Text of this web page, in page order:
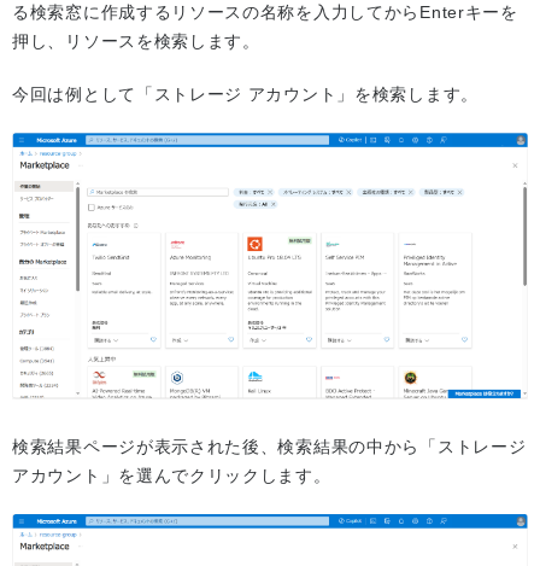
る検索窓に作成するリソースの名称を入力してからEnterキーを
押し、リソースを検索します。
今回は例として「ストレージ アカウント」を検索します。
検索結果ページが表示された後、検索結果の中から「ストレージ
アカウント」を選んでクリックします。